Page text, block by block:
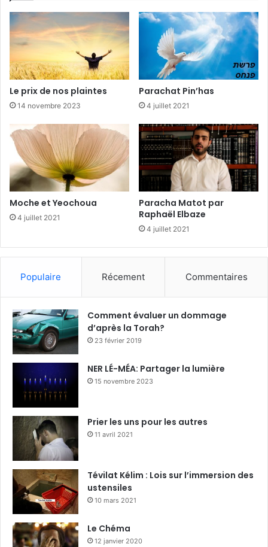
Le prix de nos plaintes
14 novembre 2023
Parachat Pin’has
4 juillet 2021
Moche et Yeochoua
4 juillet 2021
Paracha Matot par
Raphaël Elbaze
4 juillet 2021
Populaire Récement Commentaires
Comment évaluer un dommage
d’après la Torah?
23 février 2019
NER LÉ-MÉA: Partager la lumière
15 novembre 2023
Prier les uns pour les autres
11 avril 2021
Tévilat Kélim : Lois sur l’immersion des
ustensiles
10 mars 2021
Le Chéma
12 janvier 2020